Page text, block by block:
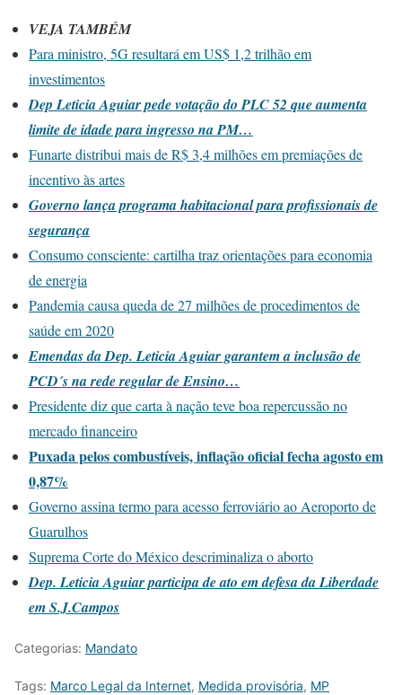
VEJA TAMBÉM
Para ministro, 5G resultará em US$ 1,2 trilhão em
investimentos
Dep Leticia Aguiar pede votação do PLC 52 que aumenta
limite de idade para ingresso na PM…
Funarte distribui mais de R$ 3,4 milhões em premiações de
incentivo às artes
Governo lança programa habitacional para profissionais de
segurança
Consumo consciente: cartilha traz orientações para economia
de energia
Pandemia causa queda de 27 milhões de procedimentos de
saúde em 2020
Emendas da Dep. Leticia Aguiar garantem a inclusão de
PCD´s na rede regular de Ensino…
Presidente diz que carta à nação teve boa repercussão no
mercado financeiro
Puxada pelos combustíveis, inflação oficial fecha agosto em
0,87%
Governo assina termo para acesso ferroviário ao Aeroporto de
Guarulhos
Suprema Corte do México descriminaliza o aborto
Dep. Leticia Aguiar participa de ato em defesa da Liberdade
em S.J.Campos
Categorias: Mandato
Tags: Marco Legal da Internet, Medida provisória, MP